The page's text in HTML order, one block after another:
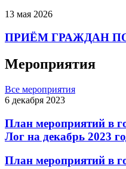
13 мая 2026
ПРИЁМ ГРАЖДАН
Мероприятия
Все мероприятия
6 декабря 2023
План мероприятий в
Лог на декабрь 2023
План мероприятий в